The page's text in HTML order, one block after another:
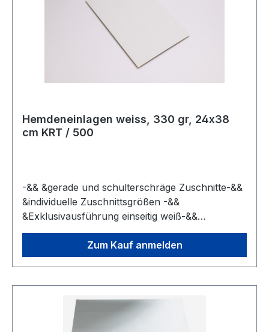
Hemdeneinlagen weiss, 330 gr, 24x38
cm KRT / 500
-&& &gerade und schulterschräge Zuschnitte-&&
&individuelle Zuschnittsgrößen -&&
&Exklusivausführung einseitig weiß-&&
&Standardausführung beidseitig grau
Zum Kauf anmelden